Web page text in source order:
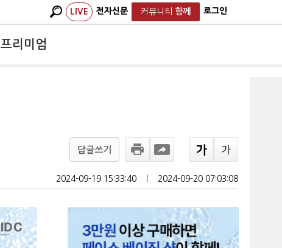
LIVE 전자신문 커뮤니티 함께 로그인
프리미엄
답글쓰기
2024-09-19 15:33:40 2024-09-20 07:03:08